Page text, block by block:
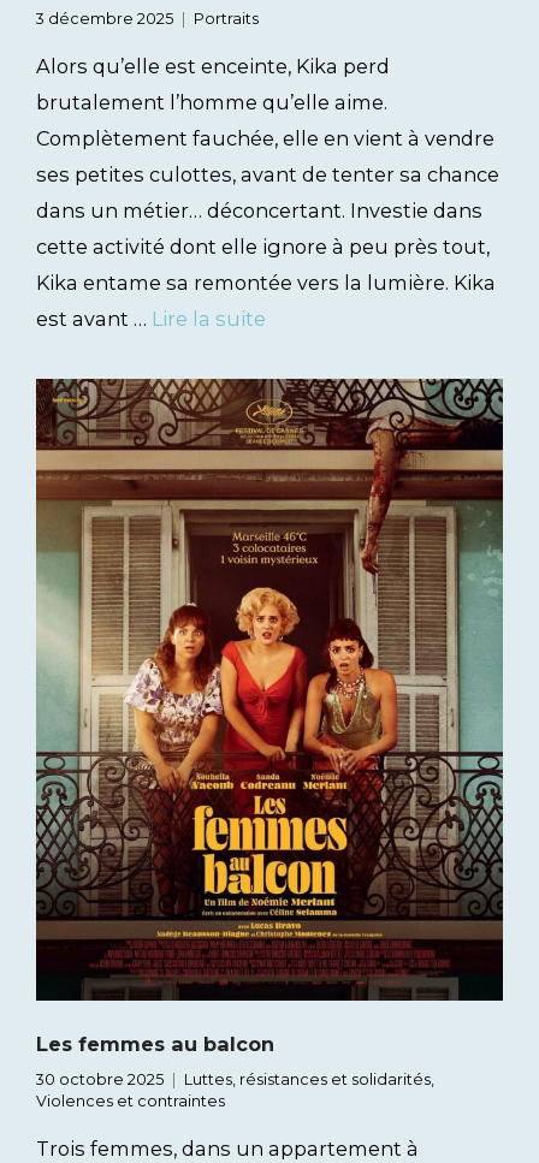
3 décembre 2025 Portraits
Alors qu’elle est enceinte, Kika perd
brutalement l’homme qu’elle aime.
Complètement fauchée, elle en vient à vendre
ses petites culottes, avant de tenter sa chance
dans un métier… déconcertant. Investie dans
cette activité dont elle ignore à peu près tout,
Kika entame sa remontée vers la lumière. Kika
est avant … Lire la suite
Les femmes au balcon
30 octobre 2025 Luttes, résistances et solidarités,
Violences et contraintes
Trois femmes, dans un appartement à